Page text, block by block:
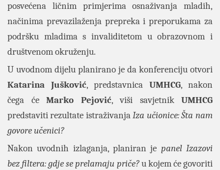
posvećena ličnim primjerima osnaživanja mladih,
načinima prevazilaženja prepreka i preporukama za
podršku mladima s invaliditetom u obrazovnom i
društvenom okruženju.
U uvodnom dijelu planirano je da konferenciju otvori
Katarina Jušković, predstavnica UMHCG, nakon
čega će Marko Pejović, viši savjetnikUMHCG
predstaviti rezultate istraživanjaIza učionice: Šta nam
govore učenici?
Nakon uvodnih izlaganja, planiran je panel Izazovi
bez filtera: gdje se prelamaju priče?u kojem će govoriti